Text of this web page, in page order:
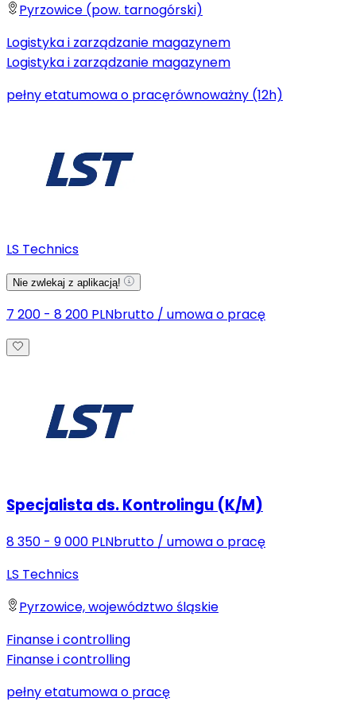
Pyrzowice (pow. tarnogórski)
Logistyka i zarządzanie magazynem
Logistyka i zarządzanie magazynem
pełny etatumowa o pracęrównoważny (12h)
LS Technics
Nie zwlekaj z aplikacją!
7 200 - 8 200 PLNbrutto / umowa o pracę
Specjalista ds. Kontrolingu (K/M)
8 350 - 9 000 PLNbrutto / umowa o pracę
LS Technics
Pyrzowice, województwo śląskie
Finanse i controlling
Finanse i controlling
pełny etatumowa o pracę